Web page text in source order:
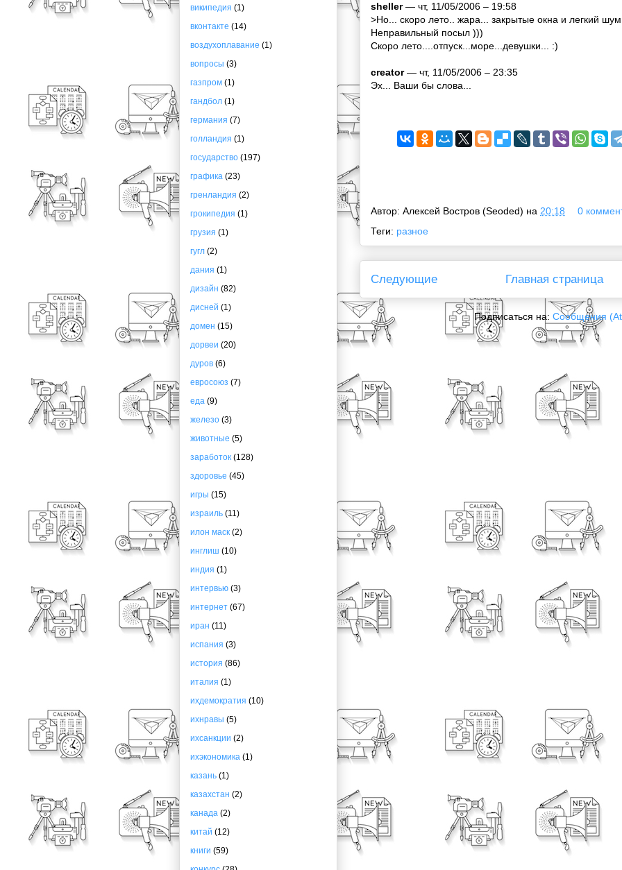
sheller— чт, 11/05/2006 – 19:58
>Но... скоро лето.. жара... закрытые окна и легкий
Неправильный посыл )))
Скоро лето....отпуск...море...девушки... :)
creator— чт, 11/05/2006 – 23:35
Эх... Ваши бы слова...
Автор: Алексей Востров (Seoded) на 20:18
0
Теги: разное
Следующие Главная страница
Подписаться на: Сообщения
википедия (1)
вконтакте (14)
воздухоплавание (1)
вопросы (3)
газпром (1)
гандбол (1)
германия (7)
голландия (1)
государство (197)
графика (23)
гренландия (2)
грокипедия (1)
грузия (1)
гугл (2)
дания (1)
дизайн (82)
дисней (1)
домен (15)
дорвеи (20)
дуров (6)
евросоюз (7)
еда (9)
железо (3)
животные (5)
заработок (128)
здоровье (45)
игры (15)
израиль (11)
илон маск (2)
инглиш (10)
индия (1)
интервью (3)
интернет (67)
иран (11)
испания (3)
история (86)
италия (1)
ихдемократия (10)
ихнравы (5)
ихсанкции (2)
ихэкономика (1)
казань (1)
казахстан (2)
канада (2)
китай (12)
книги (59)